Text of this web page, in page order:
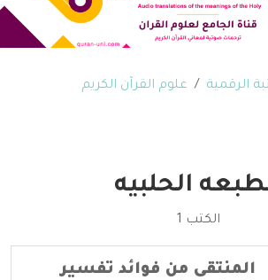
الرقمية
علوم القرآن الكريم
الحلبيه
الكتب 1
المنتقى من فوائد تفسير